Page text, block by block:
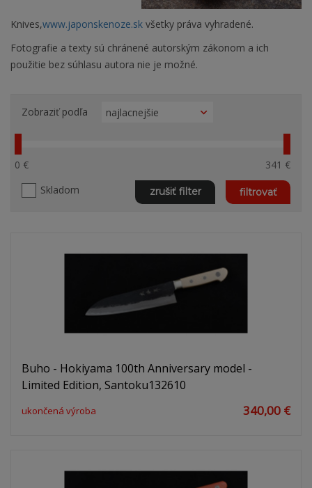
Knives,www.japonskenoze.sk všetky práva vyhradené.
Fotografie a texty sú chránené autorským zákonom a ich
použitie bez súhlasu autora nie je možné.
0 €
341 €
Skladom
filtrovať
zrušiť filter
Zobraziť podľa
Buho - Hokiyama 100th Anniversary model -
Limited Edition, Santoku132610
ukončená výroba 340,00 €